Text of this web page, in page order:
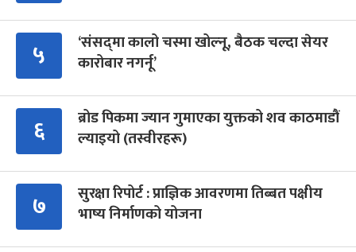
५
‘संसद्‍मा कालो चस्मा खोल्नू, बैठक चल्दा सेयर
कारोबार नगर्नू’
६
ब्रोड पिकमा ज्यान गुमाएका युक्तको शव काठमाडौं
ल्याइयो (तस्वीरहरू)
७
सुरक्षा रिपोर्ट : प्राज्ञिक आवरणमा तिब्बत पक्षीय
भाष्य निर्माणको योजना